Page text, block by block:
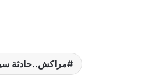
مراكش..حادثة